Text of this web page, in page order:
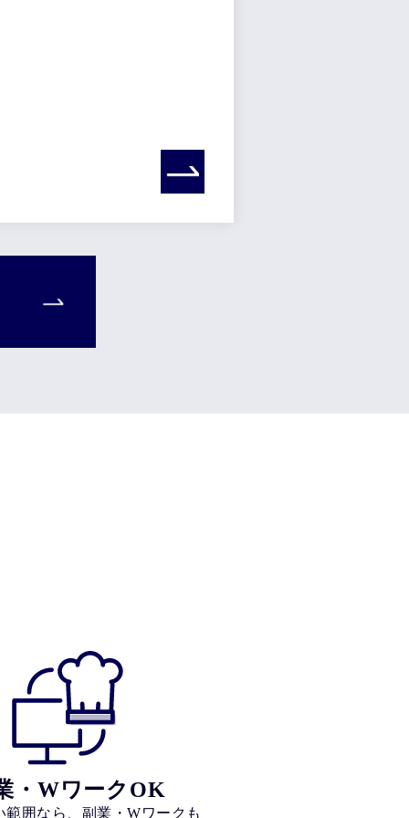
・WワークOK
範囲なら、副業・Wワークも